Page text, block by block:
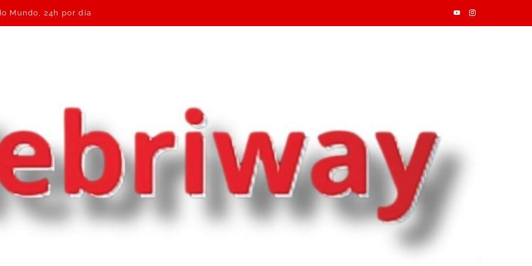
Mundo, 24h por dia